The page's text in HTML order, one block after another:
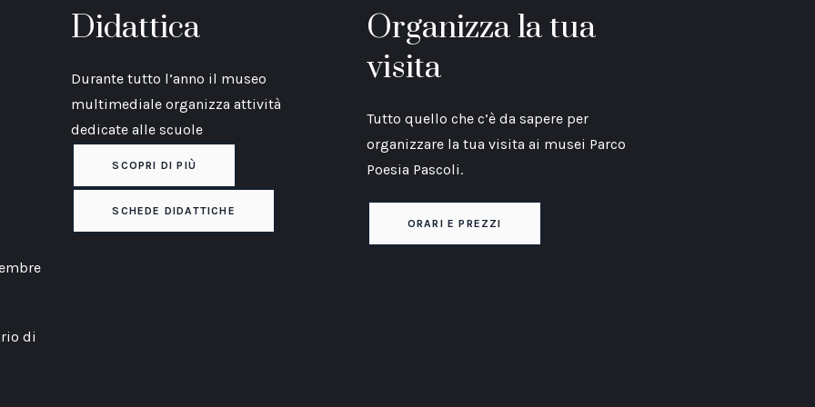
di
Didattica
Durante tutto l’anno il museo
multimediale organizza attività
dedicate alle scuole
SCOPRI DI PIÙ
SCHEDE DIDATTICHE
Organizza la tua
visita
Tutto quello che c’è da sapere per
organizzare la tua visita ai musei Parco
Poesia Pascoli.
ORARI E PREZZI